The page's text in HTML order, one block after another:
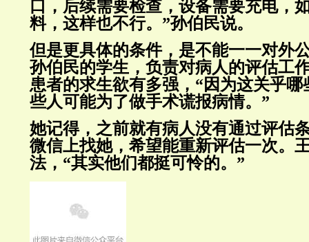
口，后续需要检查，设备需要充电，
料，这样也不行。”孙伯民说。
但是更具体的条件，是不能一一对外
孙伯民的学生，负责对病人的评估工
患者的求生欲有多强，“因为这关乎
些人可能为了做手术谎报病情。”
她记得，之前就有病人没有通过评估
微信上找她，希望能重新评估一次。
法，“其实他们都挺可怜的。”